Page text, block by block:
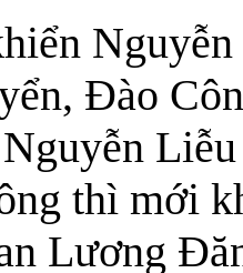
Đào
thì mới
Lương